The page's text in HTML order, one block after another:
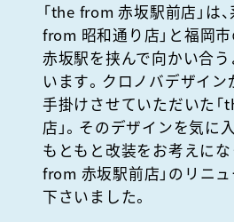
「the from 赤坂駅前店」は
from 昭和通り店」と福岡
赤坂駅を挟んで向かい合
います。クロノバデザイン
手掛けさせていただいた
店」。そのデザインを気に
もともと改装をお考えにな
from 赤坂駅前店」のリニ
下さいました。